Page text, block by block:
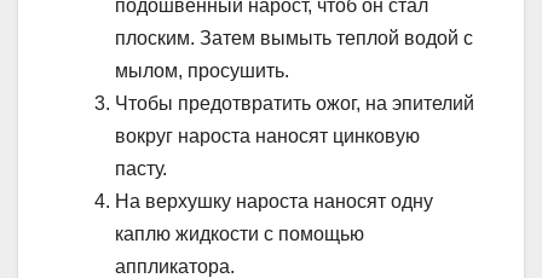
подошвенный нарост, чтоб он стал
плоским. Затем вымыть теплой водой с
мылом, просушить.
Чтобы предотвратить ожог, на эпителий
вокруг нароста наносят цинковую
пасту.
На верхушку нароста наносят одну
каплю жидкости с помощью
аппликатора.